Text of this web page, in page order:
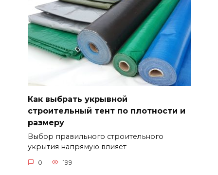
Как выбрать укрывной
строительный тент по плотности и
размеру
Выбор правильного строительного
укрытия напрямую влияет
0 199